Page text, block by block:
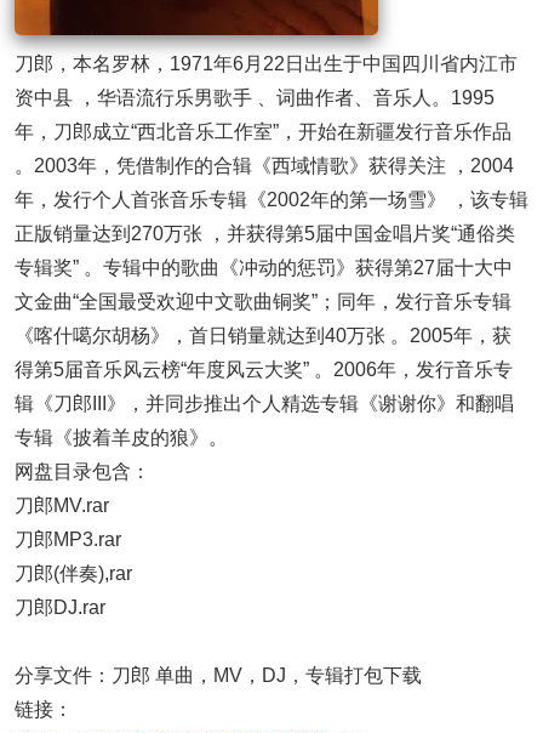
刀郎，本名罗林，1971年6月22日出生于中国四川省内江市
资中县 ，华语流行乐男歌手 、词曲作者、音乐人。1995
年，刀郎成立“西北音乐工作室”，开始在新疆发行音乐作品
。2003年，凭借制作的合辑《西域情歌》获得关注 ，2004
年，发行个人首张音乐专辑《2002年的第一场雪》 ，该专辑
正版销量达到270万张 ，并获得第5届中国金唱片奖“通俗类
专辑奖” 。专辑中的歌曲《冲动的惩罚》获得第27届十大中
文金曲“全国最受欢迎中文歌曲铜奖”；同年，发行音乐专辑
《喀什噶尔胡杨》，首日销量就达到40万张 。2005年，获
得第5届音乐风云榜“年度风云大奖” 。2006年，发行音乐专
辑《刀郎III》，并同步推出个人精选专辑《谢谢你》和翻唱
专辑《披着羊皮的狼》。
网盘目录包含：
刀郎MV.rar
刀郎MP3.rar
刀郎(伴奏),rar
刀郎DJ.rar
分享文件：刀郎 单曲，MV，DJ，专辑打包下载
链接：